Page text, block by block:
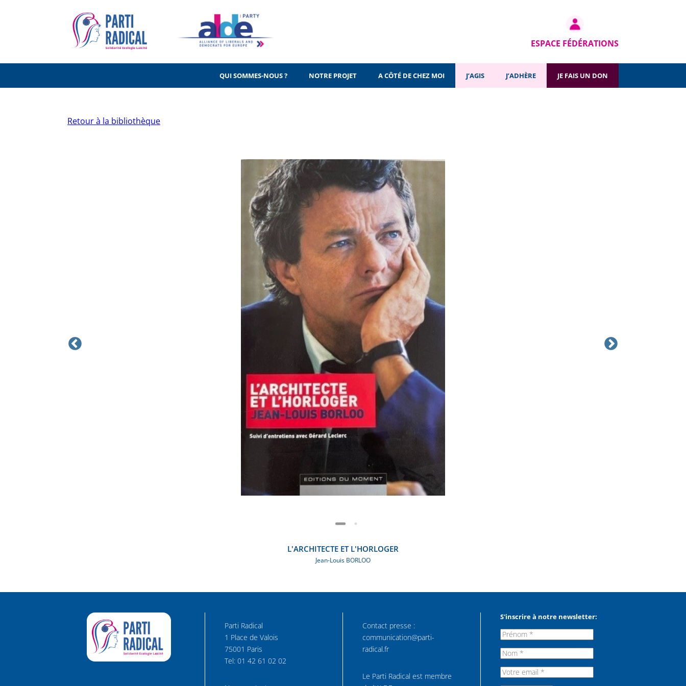
ESPACE FÉDÉRATIONS
QUI SOMMES-NOUS ? NOTRE PROJET A CÔTÉ DE CHEZ MOI J’AGIS J’ADHÈRE JE FAIS UN DON
Retour à la bibliothèque
L'ARCHITECTE ET L'HORLOGER
Jean-Louis BORLOO
Parti Radical
1 Place de Valois
75001 Paris
Tel: 01 42 61 02 02
Contact presse :
communication@parti-
radical.fr
Le Parti Radical est membre
S'inscrire à notre newsletter: